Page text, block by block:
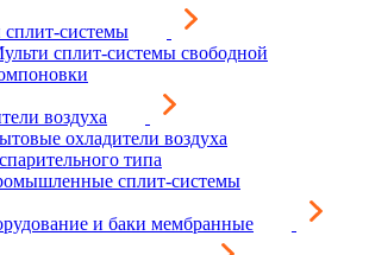
сплит-системы
сплит-системы свободной
воздуха
охладители воздуха
типа
сплит-системы
и баки мембранные